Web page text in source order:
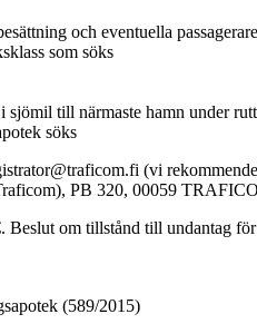
och eventuella passagerare
som söks
sjömil till närmaste hamn under
söks
(vi
PB 320, 00059
om tillstånd till undantag
(589/2015)